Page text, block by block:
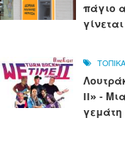
πάγιο
II» -
γεμάτη